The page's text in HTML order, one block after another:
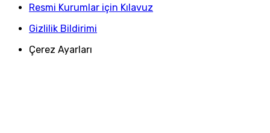
Resmi Kurumlar için Kılavuz
Gizlilik Bildirimi
Çerez Ayarları